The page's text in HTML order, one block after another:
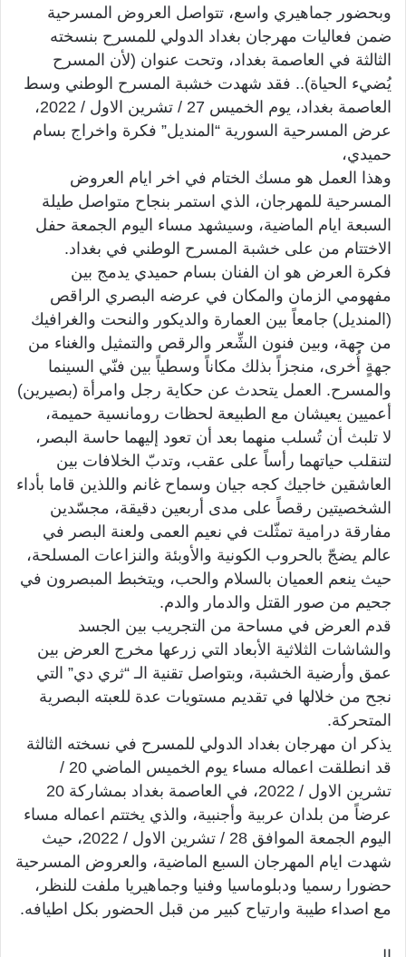
وبحضور جماهيري واسع، تتواصل العروض المسرحية
ضمن فعاليات مهرجان بغداد الدولي للمسرح بنسخته
الثالثة في العاصمة بغداد، وتحت عنوان (لأن المسرح
يُضيء الحياة).. فقد شهدت خشبة المسرح الوطني وسط
العاصمة بغداد، يوم الخميس 27 / تشرين الاول / 2022،
عرض المسرحية السورية “المنديل” فكرة واخراج بسام
حميدي،
وهذا العمل هو مسك الختام في اخر ايام العروض
المسرحية للمهرجان، الذي استمر بنجاح متواصل طيلة
السبعة ايام الماضية، وسيشهد مساء اليوم الجمعة حفل
الاختتام من على خشبة المسرح الوطني في بغداد.
فكرة العرض هو ان الفنان بسام حميدي يدمج بين
مفهومي الزمان والمكان في عرضه البصري الراقص
(المنديل) جامعاً بين العمارة والديكور والنحت والغرافيك
من جهة، وبين فنون الشِّعر والرقص والتمثيل والغناء من
جهةٍ أُخرى، منجزاً بذلك مكاناً وسطياً بين فنّي السينما
والمسرح. العمل يتحدث عن حكاية رجل وامرأة (بصيرين)
أعميين يعيشان مع الطبيعة لحظات رومانسية حميمة،
لا تلبث أن تُسلب منهما بعد أن تعود إليهما حاسة البصر،
لتنقلب حياتهما رأساً على عقب، وتدبّ الخلافات بين
العاشقين خاجيك كجه جيان وسماح غانم واللذين قاما بأداء
الشخصيتين رقصاً على مدى أربعين دقيقة، مجسّدين
مفارقة درامية تمثّلت في نعيم العمى ولعنة البصر في
عالم يضجّ بالحروب الكونية والأوبئة والنزاعات المسلحة،
حيث ينعم العميان بالسلام والحب، ويتخبط المبصرون في
جحيم من صور القتل والدمار والدم.
قدم العرض في مساحة من التجريب بين الجسد
والشاشات الثلاثية الأبعاد التي زرعها مخرج العرض بين
عمق وأرضية الخشبة، وبتواصل تقنية الـ “ثري دي” التي
نجح من خلالها في تقديم مستويات عدة للعبته البصرية
المتحركة.
يذكر ان مهرجان بغداد الدولي للمسرح في نسخته الثالثة
قد انطلقت اعماله مساء يوم الخميس الماضي 20 /
تشرين الاول / 2022، في العاصمة بغداد بمشاركة 20
عرضاً من بلدان عربية وأجنبية، والذي يختتم اعماله مساء
اليوم الجمعة الموافق 28 / تشرين الاول / 2022، حيث
شهدت ايام المهرجان السبع الماضية، والعروض المسرحية
حضورا رسميا ودبلوماسيا وفنيا وجماهيريا ملفت للنظر،
مع اصداء طيبة وارتياح كبير من قبل الحضور بكل اطيافه.